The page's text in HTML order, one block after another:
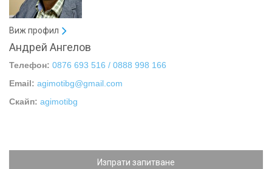
Виж профил
Андрей Ангелов
Телефон: 0876 693 516 / 0888 998 166
Email: agimotibg@gmail.com
Скайп: agimotibg
Изпрати запитване